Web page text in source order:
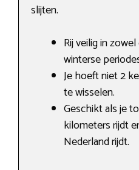
slijten.
Rij veilig in
winterse
Je hoeft niet 2
te wisselen.
Geschikt als je
kilometers rijdt
Nederland rijdt.